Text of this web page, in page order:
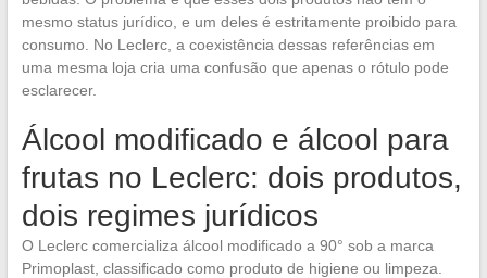
mesmo status jurídico, e um deles é estritamente proibido para
consumo. No Leclerc, a coexistência dessas referências em
uma mesma loja cria uma confusão que apenas o rótulo pode
esclarecer.
Álcool modificado e álcool para
frutas no Leclerc: dois produtos,
dois regimes jurídicos
O Leclerc comercializa álcool modificado a 90° sob a marca
Primoplast, classificado como produto de higiene ou limpeza.